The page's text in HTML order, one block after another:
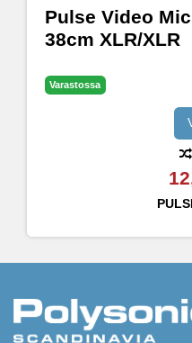
Pulse Video
38cm XLR/XLR
Varastossa